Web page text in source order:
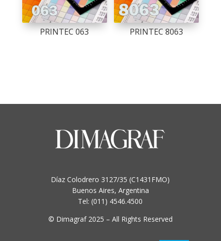
PRINTEC 063 PRINTEC 8063
Díaz Colodrero 3127/35 (C1431FMO)
Buenos Aires, Argentina
Tel: (011) 4546.4500
© Dimagraf 2025 – All Rights Reserved